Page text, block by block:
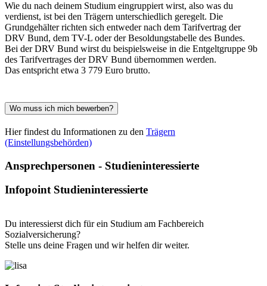
Wie du nach deinem Studium eingruppiert wirst, also was du
verdienst, ist bei den Trägern unterschiedlich geregelt. Die
Grundgehälter richten sich entweder nach dem Tarifvertrag der
DRV Bund, dem TV-L oder der Besoldungstabelle des Bundes.
Bei der DRV Bund wirst du beispielsweise in die Entgeltgruppe 9b
des Tarifvertrages der DRV Bund übernommen werden.
Das entspricht etwa 3 779 Euro brutto.
Wo muss ich mich bewerben?
Hier findest du Informationen zu den Trägern
(Einstellungsbehörden)
Ansprechpersonen - Studieninteressierte
Infopoint Studieninteressierte
Du interessierst dich für ein Studium am Fachbereich
Sozialversicherung?
Stelle uns deine Fragen und wir helfen dir weiter.